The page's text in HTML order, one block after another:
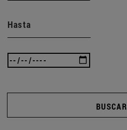
Hasta
BUSCAR